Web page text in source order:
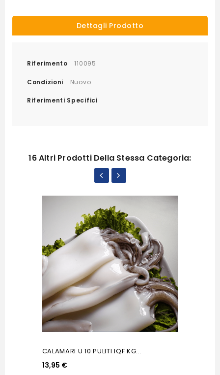
Dettagli Prodotto
Riferimento 110095
Condizioni Nuovo
Riferimenti Specifici
16 Altri Prodotti Della Stessa Categoria:
CALAMARI U 10 PULITI IQF KG...
13,95 €